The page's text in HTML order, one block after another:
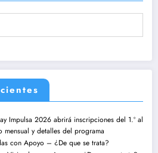
Impulsa 2026 abrirá inscripciones del 1.º al
y detalles del programa
con Apoyo – ¿De que se trata?